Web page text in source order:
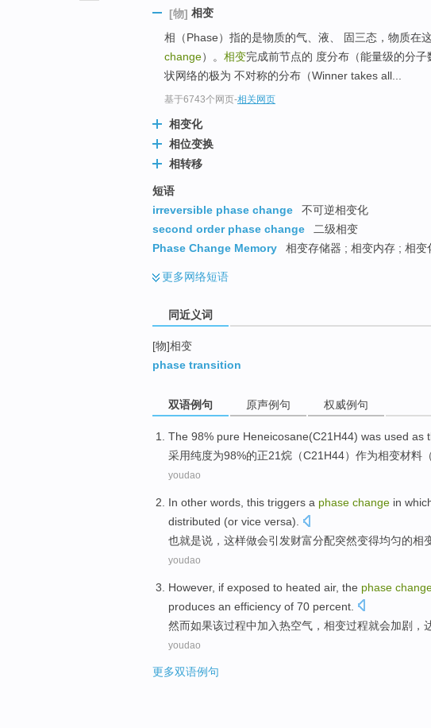
[物] 相变
相（Phase）指的是物质的气、液、 固三态，物质在
change）。 相变完成前节点的 度分布（能量级的分子
状网络的极为 不对称的分布（Winner takes all...
基于6743个网页-相关网页
相变化
相位变换
相转移
短语
irreversible phase change
不可逆相变化
second order phase change
二级相变
Phase Change Memory
相变存储器 ; 相变内存 ; 相变
更多网络短语
同近义词
[物]相变
phase transition
双语例句 原声例句 权威例句
The 98% pure Heneicosane(C21H44) was used as
采用纯度为98%的正21烷（C21H44） 作为相变材料 （
youdao
In other words, this triggers a phase change in
distributed (or vice versa).
也就是说， 这样做会引发财富分配突然变得均匀的相
youdao
However, if exposed to heated air, the phase
produces an efficiency of 70 percent.
然而如果该过程中加入热空气 ， 相变过程就会加剧 ，
youdao
更多双语例句